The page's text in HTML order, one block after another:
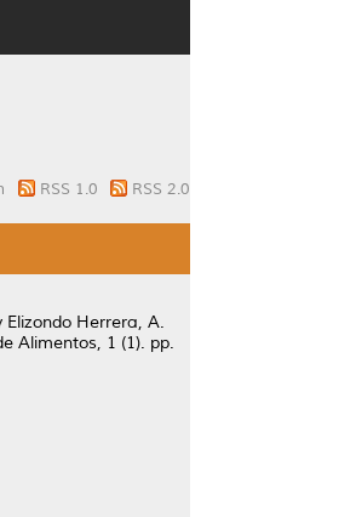
RSS 1.0 RSS 2.0
Elizondo Herrera, A.
Alimentos, 1 (1). pp.